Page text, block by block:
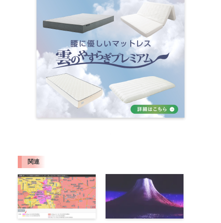
関連